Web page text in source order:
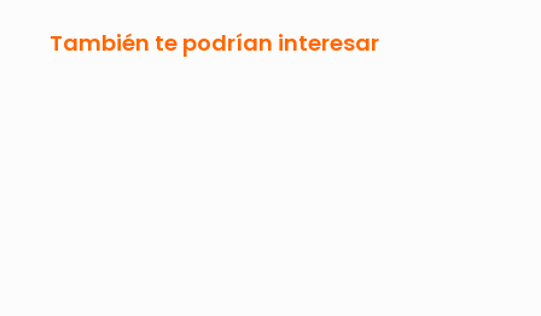
También te podrían interesar